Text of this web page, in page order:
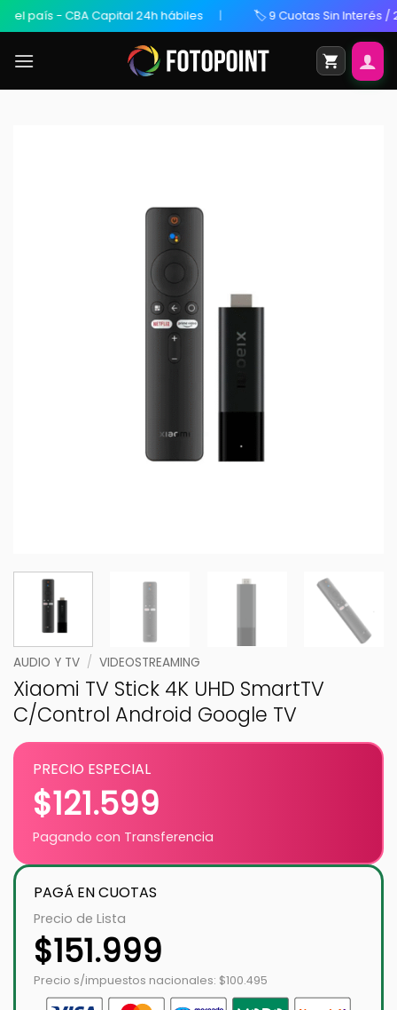
país - CBA Capital 24h hábiles 🏷️ 9 Cuotas Sin Interés /
AUDIO Y TV / VIDEOSTREAMING
Xiaomi TV Stick 4K UHD SmartTV
C/Control Android Google TV
PRECIO ESPECIAL
$121.599
Pagando con Transferencia
PAGÁ EN CUOTAS
Precio de Lista
$151.999
Precio s/impuestos nacionales: $100.495